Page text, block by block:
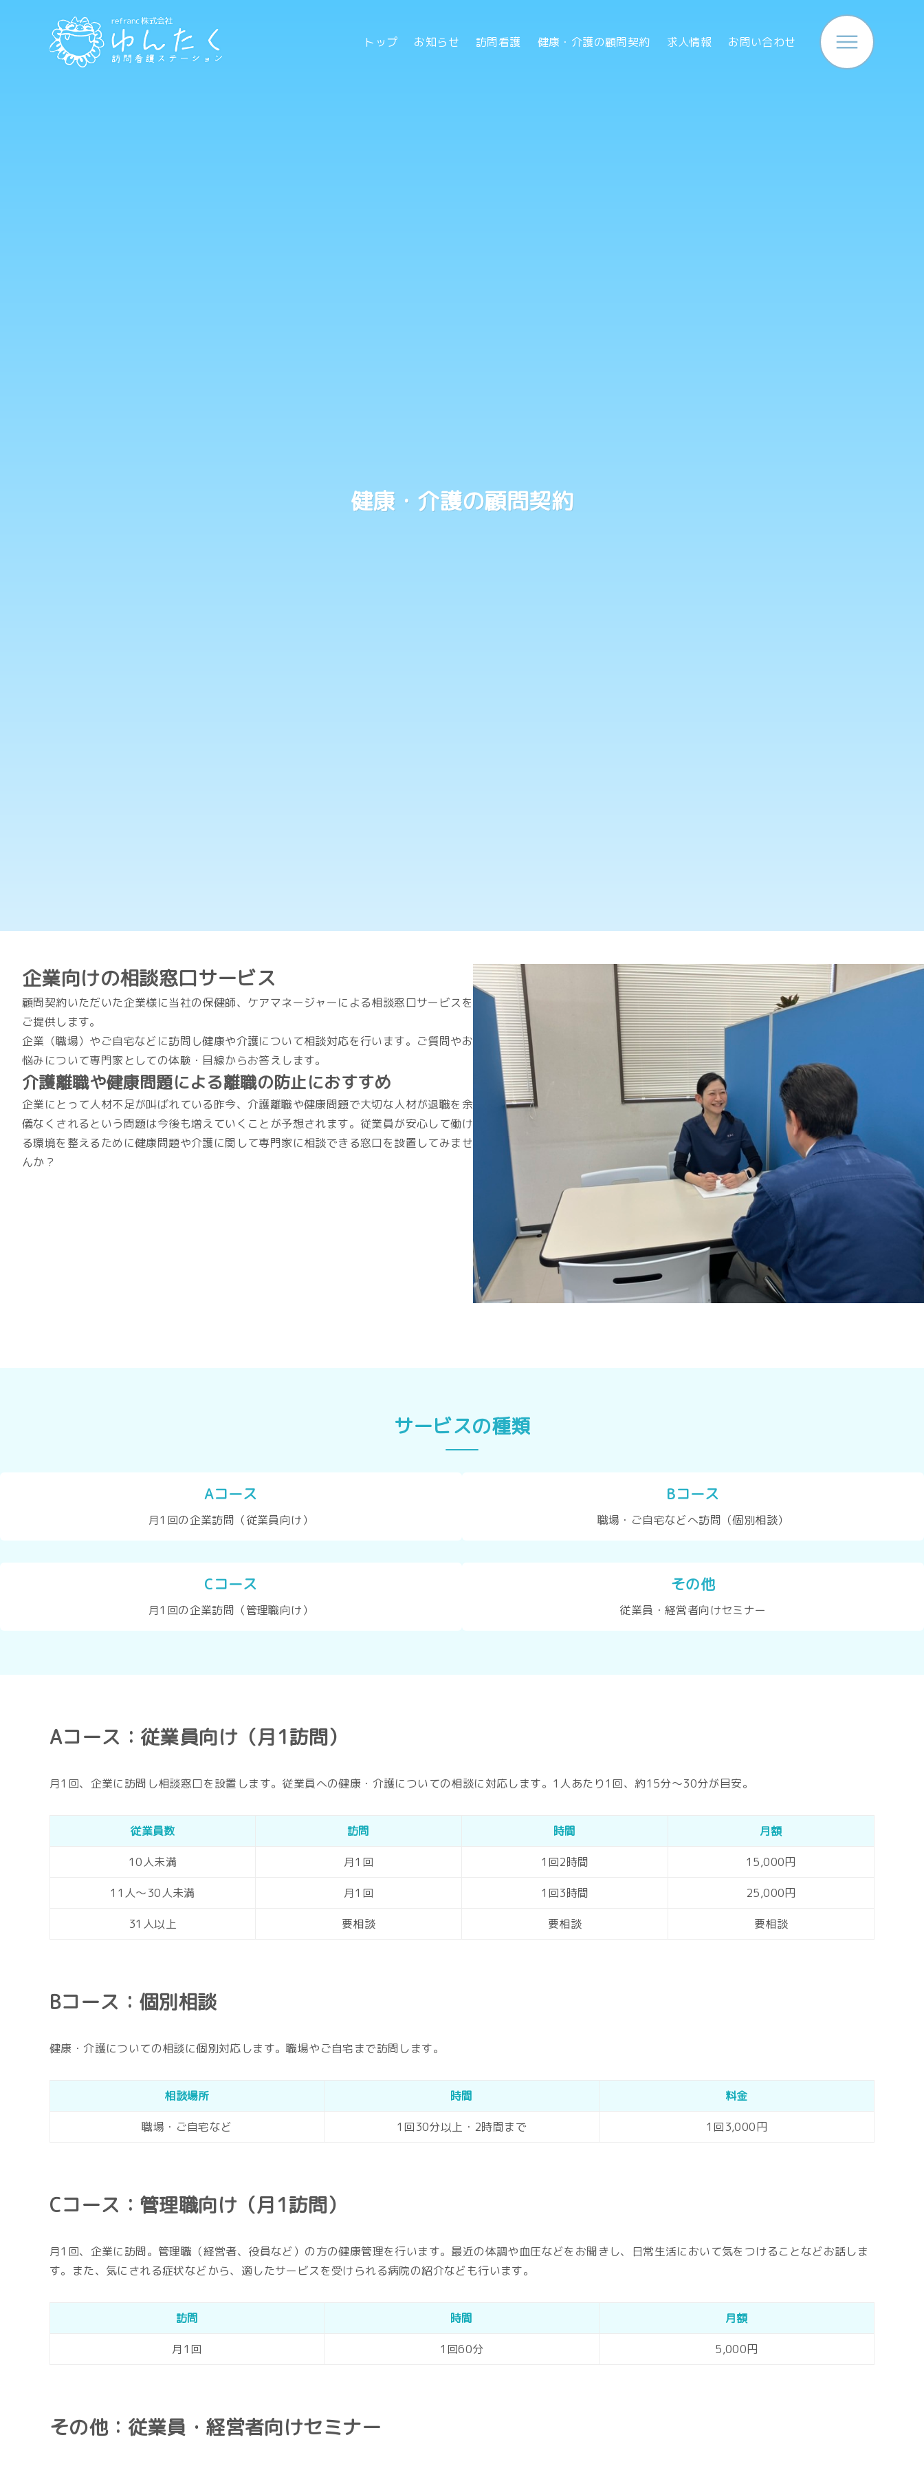
トップ お知らせ 訪問看護 健康・介護の顧問契約 求人情報 お問い合わせ
健康・介護の顧問契約
企業向けの相談窓口サービス
顧問契約いただいた企業様に当社の保健師、ケアマネージャーによる相談窓口サービスを
ご提供します。
企業（職場）やご自宅などに訪問し健康や介護について相談対応を行います。ご質問やお
悩みについて専門家としての体験・目線からお答えします。
介護離職や健康問題による離職の防止におすすめ
企業にとって人材不足が叫ばれている昨今、介護離職や健康問題で大切な人材が退職を余
儀なくされるという問題は今後も増えていくことが予想されます。従業員が安心して働け
る環境を整えるために健康問題や介護に関して専門家に相談できる窓口を設置してみませ
んか？
サービスの種類
Aコース
月1回の企業訪問（従業員向け）
Bコース
職場・ご自宅などへ訪問（個別相談）
Cコース
月1回の企業訪問（管理職向け）
その他
従業員・経営者向けセミナー
Aコース：従業員向け（月1訪問）
月1回、企業に訪問し相談窓口を設置します。従業員への健康・介護についての相談に対応します。1人あたり1回、約15分〜30分が目安。
従業員数 訪問 時間 月額
10人未満 月1回 1回2時間 15,000円
11人〜30人未満 月1回 1回3時間 25,000円
31人以上 要相談 要相談 要相談
Bコース：個別相談
健康・介護についての相談に個別対応します。職場やご自宅まで訪問します。
相談場所 時間 料金
職場・ご自宅など 1回30分以上・2時間まで 1回3,000円
Cコース：管理職向け（月1訪問）
月1回、企業に訪問。管理職（経営者、役員など）の方の健康管理を行います。最近の体調や血圧などをお聞きし、日常生活において気をつけることなどお話しま
す。また、気にされる症状などから、適したサービスを受けられる病院の紹介なども行います。
訪問 時間 月額
月1回 1回60分 5,000円
その他：従業員・経営者向けセミナー